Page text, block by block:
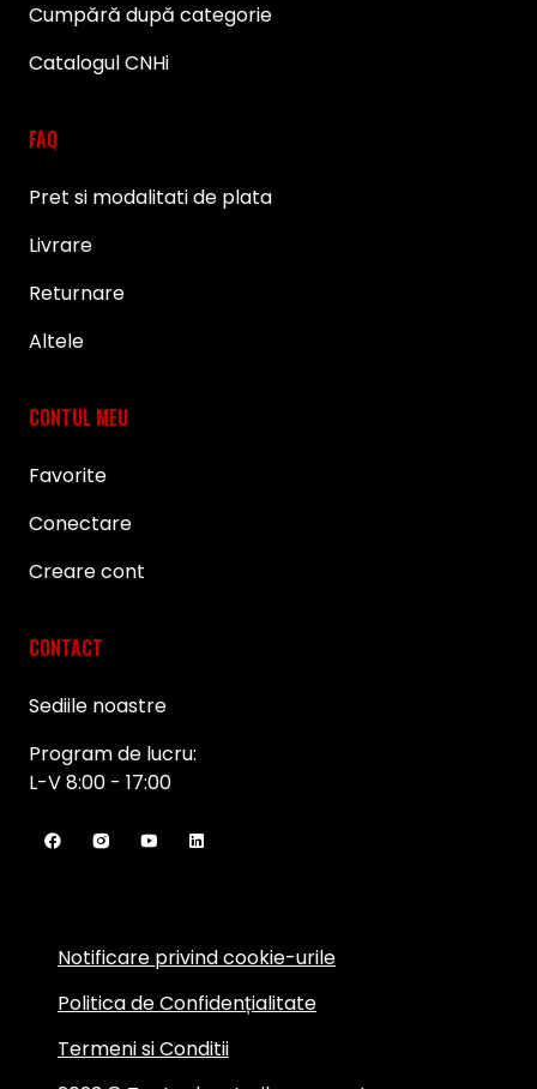
Cumpără după categorie
Catalogul CNHi
FAQ
Pret si modalitati de plata
Livrare
Returnare
Altele
CONTUL MEU
Favorite
Conectare
Creare cont
CONTACT
Sediile noastre
Program de lucru:
L-V 8:00 - 17:00
Notificare privind cookie-urile
Politica de Confidențialitate
Termeni si Conditii